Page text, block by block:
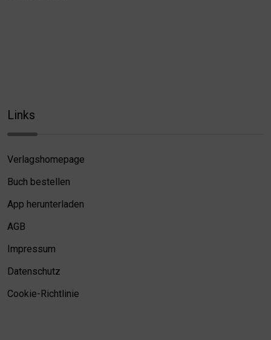
Links
Verlagshomepage
Buch bestellen
App herunterladen
AGB
Impressum
Datenschutz
Cookie-Richtlinie